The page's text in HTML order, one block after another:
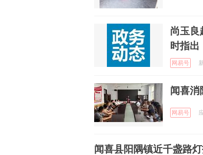
尚玉良
时指
网易号
闻喜消
网易号
闻喜县阳隅镇近千盏路